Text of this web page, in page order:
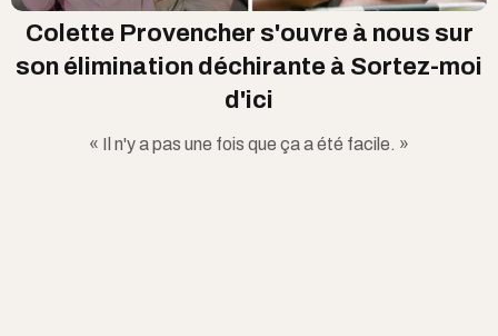
Colette Provencher s'ouvre à nous sur
son élimination déchirante à Sortez-moi
d'ici
« Il n'y a pas une fois que ça a été facile. »